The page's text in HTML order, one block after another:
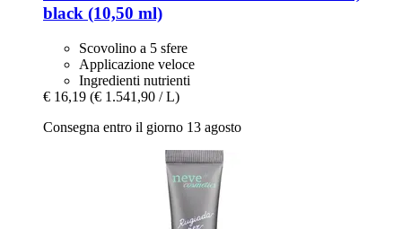
black (10,50 ml)
Scovolino a 5 sfere
Applicazione veloce
Ingredienti nutrienti
€ 16,19 (€ 1.541,90 / L)
Consegna entro il giorno 13 agosto